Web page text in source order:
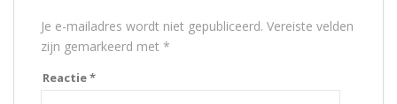
Je e-mailadres wordt niet gepubliceerd. Vereiste velden
zijn gemarkeerd met *
Reactie*